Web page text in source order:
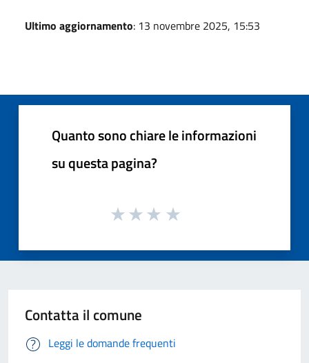
Ultimo aggiornamento: 13 novembre 2025, 15:53
Quanto sono chiare le informazioni
su questa pagina?
Contatta il comune
Leggi le domande frequenti